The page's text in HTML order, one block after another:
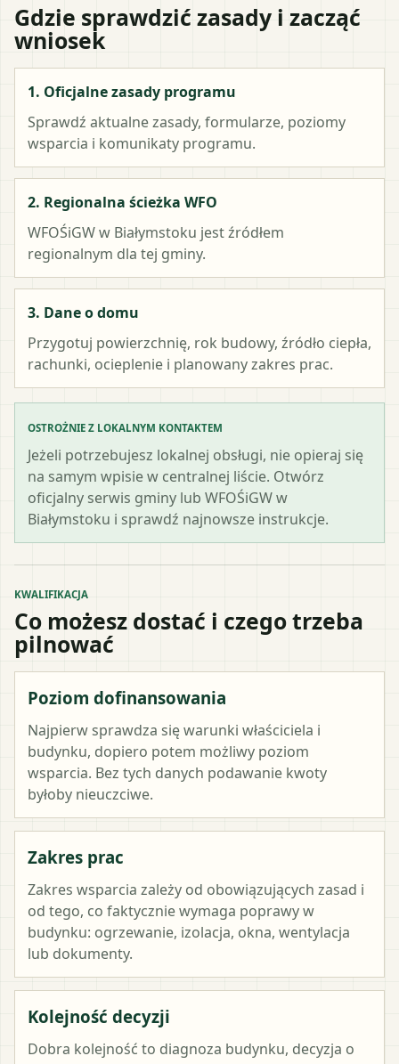
Gdzie sprawdzić zasady i zacząć
wniosek
1. Oficjalne zasady programu
Sprawdź aktualne zasady, formularze, poziomy
wsparcia i komunikaty programu.
2. Regionalna ścieżka WFO
WFOŚiGW w Białymstoku jest źródłem
regionalnym dla tej gminy.
3. Dane o domu
Przygotuj powierzchnię, rok budowy, źródło ciepła,
rachunki, ocieplenie i planowany zakres prac.
OSTROŻNIE Z LOKALNYM KONTAKTEM
Jeżeli potrzebujesz lokalnej obsługi, nie opieraj się
na samym wpisie w centralnej liście. Otwórz
oficjalny serwis gminy lub WFOŚiGW w
Białymstoku i sprawdź najnowsze instrukcje.
KWALIFIKACJA
Co możesz dostać i czego trzeba
pilnować
Poziom dofinansowania
Najpierw sprawdza się warunki właściciela i
budynku, dopiero potem możliwy poziom
wsparcia. Bez tych danych podawanie kwoty
byłoby nieuczciwe.
Zakres prac
Zakres wsparcia zależy od obowiązujących zasad i
od tego, co faktycznie wymaga poprawy w
budynku: ogrzewanie, izolacja, okna, wentylacja
lub dokumenty.
Kolejność decyzji
Dobra kolejność to diagnoza budynku, decyzja o